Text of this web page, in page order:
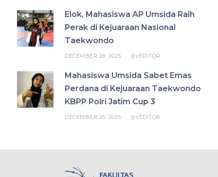
Elok, Mahasiswa AP Umsida Raih
Perak di Kejuaraan Nasional
Taekwondo
DECEMBER 28, 2025 BYEDITOR
Mahasiswa Umsida Sabet Emas
Perdana di Kejuaraan Taekwondo
KBPP Polri Jatim Cup 3
DECEMBER 25, 2025 BYEDITOR